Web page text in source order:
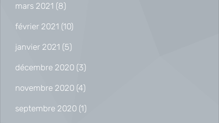
mars 2021 (8)
février 2021 (10)
janvier 2021 (5)
décembre 2020 (3)
novembre 2020 (4)
septembre 2020 (1)